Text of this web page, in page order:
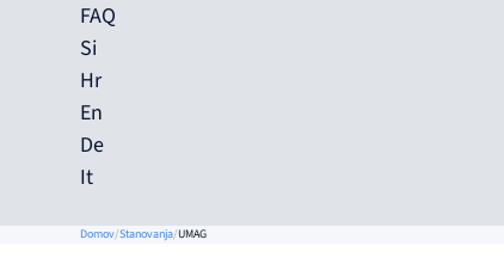
FAQ
Si
Hr
En
De
It
Domov Stanovanja UMAG